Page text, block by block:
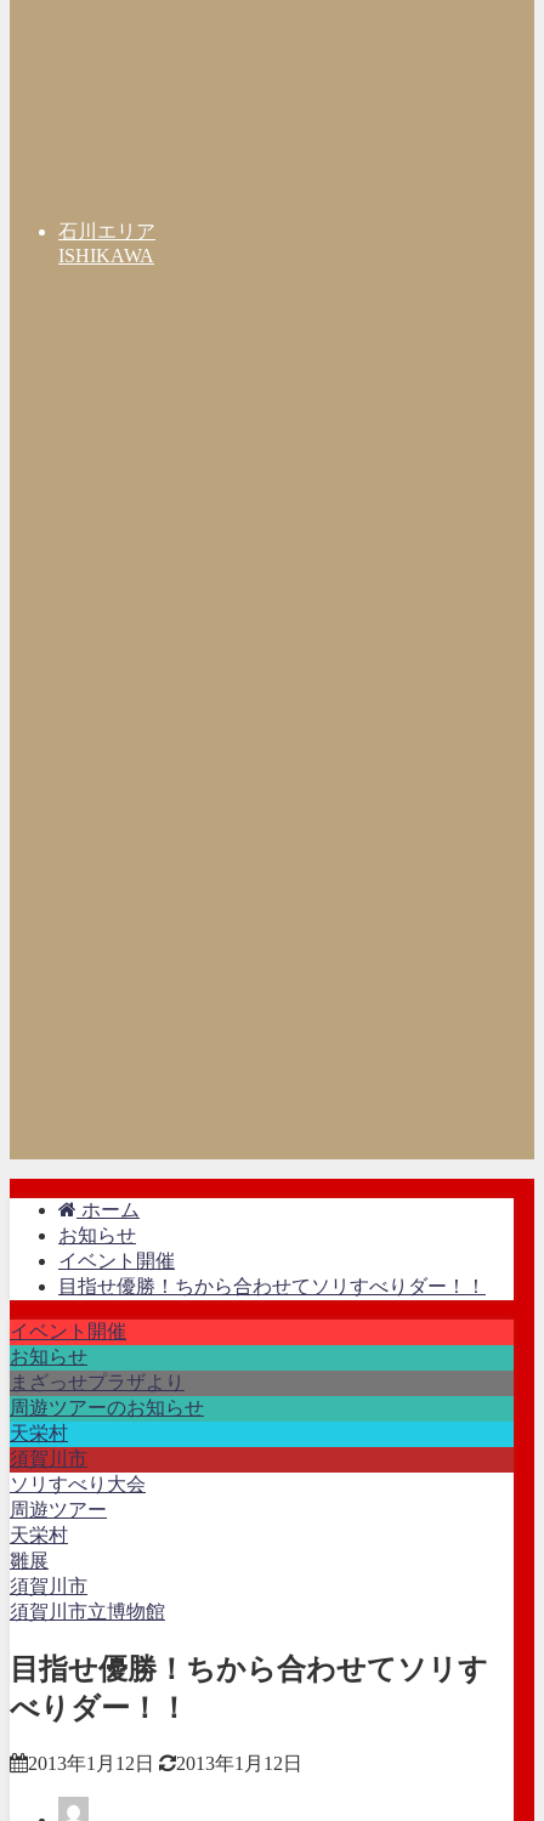
石川エリア
ISHIKAWA
ホーム
お知らせ
イベント開催
目指せ優勝！ちから合わせてソリすべりダー！！
イベント開催
お知らせ
まざっせプラザより
周遊ツアーのお知らせ
天栄村
須賀川市
ソリすべり大会
周遊ツアー
天栄村
雛展
須賀川市
須賀川市立博物館
目指せ優勝！ちから合わせてソリす
べりダー！！
2013年1月12日 2013年1月12日